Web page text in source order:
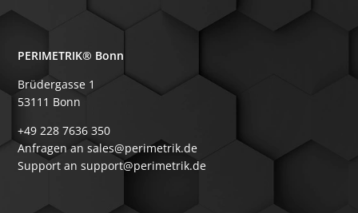
PERIMETRIK® Bonn
Brüdergasse 1
53111 Bonn
+49 228 7636 350
Anfragen an sales@perimetrik.de
Support an support@perimetrik.de